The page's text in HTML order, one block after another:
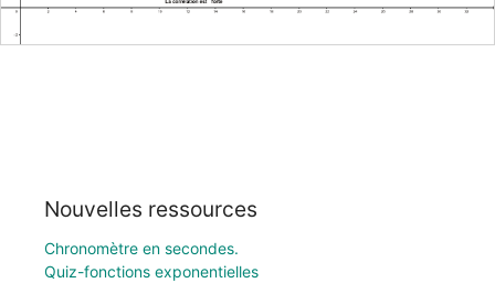
Nouvelles ressources
Chronomètre en secondes.
Quiz-fonctions exponentielles